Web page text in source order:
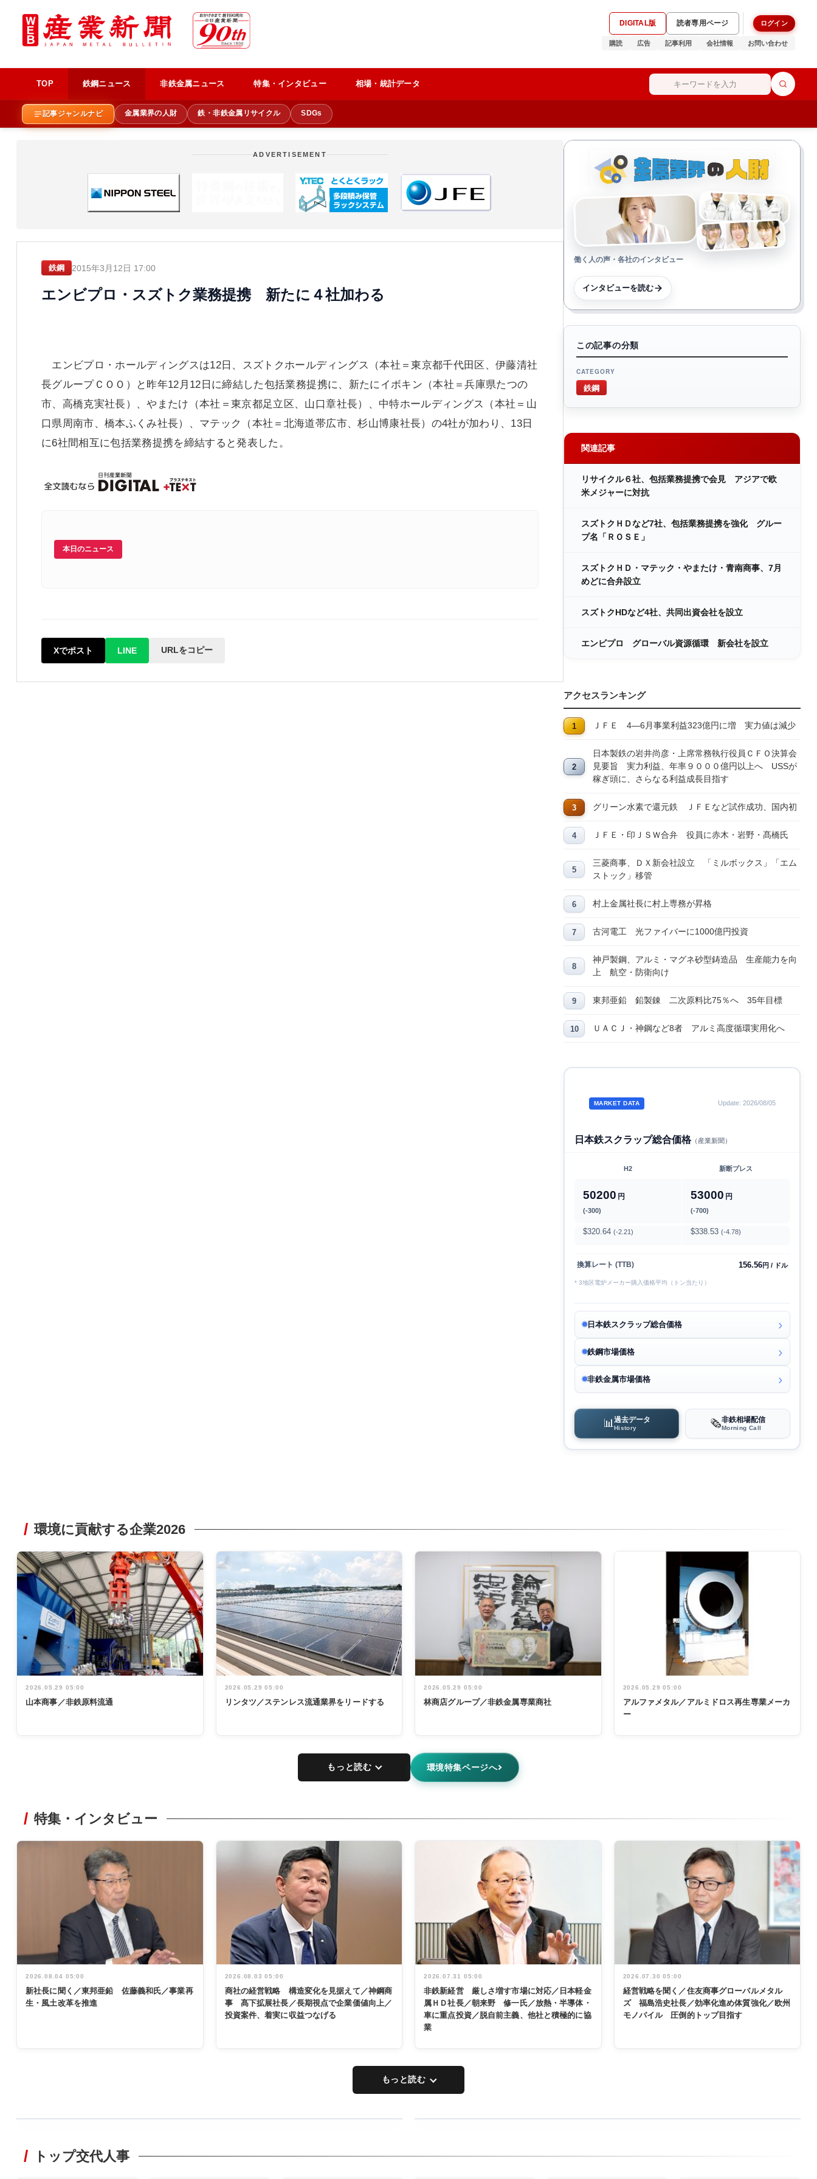
DIGITAL版 読者専用ページ ログイン
購読 広告 記事利用 会社情報 お問い合わせ
TOP 鉄鋼ニュース 非鉄金属ニュース 特集・インタビュー 相場・統計データ
記事ジャンルナビ 金属業界の人財 鉄・非鉄金属リサイクル SDGs
ADVERTISEMENT
鉄鋼 2015年3月12日 17:00
エンビプロ・スズトク業務提携 新たに４社加わる
エンビプロ・ホールディングスは12日、スズトクホールディングス（本社＝東京都千代田区、伊藤清社
長グループＣＯＯ）と昨年12月12日に締結した包括業務提携に、新たにイボキン（本社＝兵庫県たつの
市、高橋克実社長）、やまたけ（本社＝東京都足立区、山口章社長）、中特ホールディングス（本社＝山
口県周南市、橋本ふくみ社長）、マテック（本社＝北海道帯広市、杉山博康社長）の4社が加わり、13日
に6社間相互に包括業務提携を締結すると発表した。
本日のニュース
Xでポスト LINE URLをコピー
働く人の声・各社のインタビュー
インタビューを読む
この記事の分類
CATEGORY
鉄鋼
関連記事
リサイクル６社、包括業務提携で会見 アジアで欧
米メジャーに対抗
スズトクＨＤなど7社、包括業務提携を強化 グルー
プ名「ＲＯＳＥ」
スズトクＨＤ・マテック・やまたけ・青南商事、7月
めどに合弁設立
スズトクHDなど4社、共同出資会社を設立
エンビプロ グローバル資源循環 新会社を設立
アクセスランキング
ＪＦＥ 4―6月事業利益323億円に増 実力値は減少
日本製鉄の岩井尚彦・上席常務執行役員ＣＦＯ決算会
見要旨 実力利益、年率９０００億円以上へ USSが
稼ぎ頭に、さらなる利益成長目指す
グリーン水素で還元鉄 ＪＦＥなど試作成功、国内初
ＪＦＥ・印ＪＳＷ合弁 役員に赤木・岩野・髙橋氏
三菱商事、ＤＸ新会社設立 「ミルボックス」「エム
ストック」移管
村上金属社長に村上専務が昇格
古河電工 光ファイバーに1000億円投資
神戸製鋼、アルミ・マグネ砂型鋳造品 生産能力を向
上 航空・防衛向け
東邦亜鉛 鉛製錬 二次原料比75％へ 35年目標
ＵＡＣＪ・神鋼など8者 アルミ高度循環実用化へ
MARKET DATA Update: 2026/08/05
日本鉄スクラップ総合価格（産業新聞）
H2 新断プレス
50200 円
(-300)
53000 円
(-700)
$320.64 (-2.21) $338.53 (-4.78)
換算レート (TTB) 156.56円 / ドル
* 3地区電炉メーカー購入価格平均（トン当たり）
日本鉄スクラップ総合価格
鉄鋼市場価格
非鉄金属市場価格
📊 過去データ
History 🗞️非鉄相場配信
Morning Call
環境に貢献する企業2026
2026.05.29 05:00
山本商事／非鉄原料流通
2026.05.29 05:00
リンタツ／ステンレス流通業界をリードする
2026.05.29 05:00
林商店グループ／非鉄金属専業商社
2026.05.29 05:00
アルファメタル／アルミドロス再生専業メーカ
ー
もっと読む 環境特集ページへ
特集・インタビュー
2026.08.04 05:00
新社長に聞く／東邦亜鉛 佐藤義和氏／事業再
生・風土改革を推進
2026.08.03 05:00
商社の経営戦略 構造変化を見据えて／神鋼商
事 髙下拡展社長／長期視点で企業価値向上／
投資案件、着実に収益つなげる
2026.07.31 05:00
非鉄新経営 厳しさ増す市場に対応／日本軽金
属ＨＤ社長／朝来野 修一氏／放熱・半導体・
車に重点投資／脱自前主義、他社と積極的に協
業
2026.07.30 05:00
経営戦略を聞く／住友商事グローバルメタル
ズ 福島浩史社長／効率化進め体質強化／欧州
モノパイル 圧倒的トップ目指す
もっと読む
非鉄業界で
トップ交代人事